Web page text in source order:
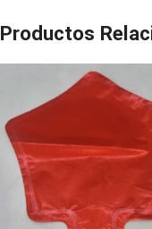
Productos